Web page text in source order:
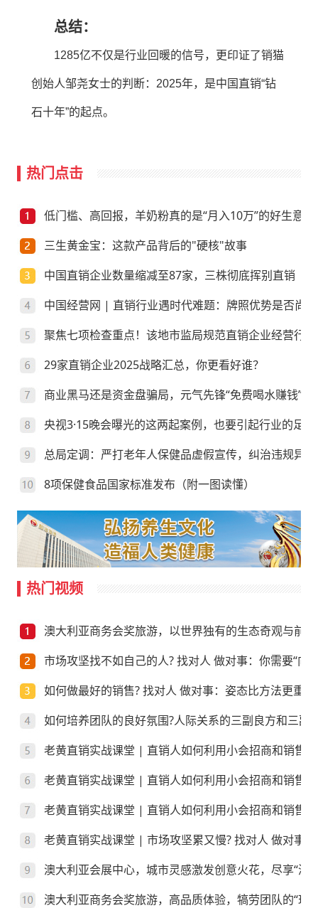
总结：
1285亿不仅是行业回暖的信号，更印证了销猫
创始人邹尧女士的判断：2025年，是中国直销“钻
石十年”的起点。
热门点击
低门槛、高回报，羊奶粉真的是“月入10万”的好生意？
三生黄金宝：这款产品背后的"硬核"故事
中国直销企业数量缩减至87家，三株彻底挥别直销
中国经营网 | 直销行业遇时代难题：牌照优势是否尚存
聚焦七项检查重点！该地市监局规范直销企业经营行为
29家直销企业2025战略汇总，你更看好谁？
商业黑马还是资金盘骗局，元气先锋“免费喝水赚钱”靠
央视3·15晚会曝光的这两起案例，也要引起行业的足
总局定调：严打老年人保健品虚假宣传，纠治违规异
8项保健食品国家标准发布（附一图读懂）
热门视频
澳大利亚商务会奖旅游，以世界独有的生态奇观与前
市场攻坚找不如自己的人? 找对人 做对事：你需要“向
如何做最好的销售? 找对人 做对事：姿态比方法更重要!
如何培养团队的良好氛围?人际关系的三副良方和三副
老黄直销实战课堂 | 直销人如何利用小会招商和销售
老黄直销实战课堂 | 直销人如何利用小会招商和销售
老黄直销实战课堂 | 直销人如何利用小会招商和销售
老黄直销实战课堂 | 市场攻坚累又慢? 找对人 做对事
澳大利亚会展中心，城市灵感激发创意火花，尽享“澳”
澳大利亚商务会奖旅游，高品质体验，犒劳团队的“玩”